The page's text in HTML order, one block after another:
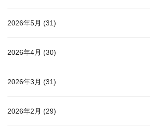
2026年5月 (31)
2026年4月 (30)
2026年3月 (31)
2026年2月 (29)